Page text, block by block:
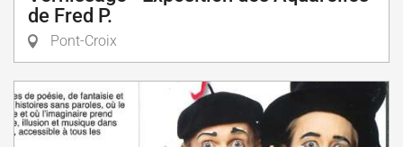
de Fred P.
Pont-Croix